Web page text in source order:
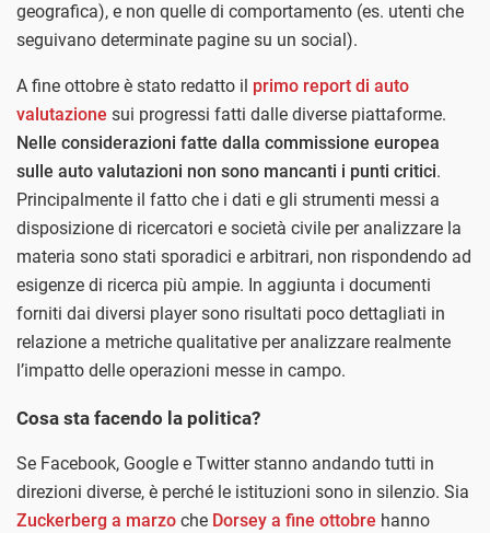
geografica), e non quelle di comportamento (es. utenti che
seguivano determinate pagine su un social).
A fine ottobre è stato redatto il primo report di auto
valutazione sui progressi fatti dalle diverse piattaforme.
Nelle considerazioni fatte dalla commissione europea
sulle auto valutazioni non sono mancanti i punti critici.
Principalmente il fatto che i dati e gli strumenti messi a
disposizione di ricercatori e società civile per analizzare la
materia sono stati sporadici e arbitrari, non rispondendo ad
esigenze di ricerca più ampie. In aggiunta i documenti
forniti dai diversi player sono risultati poco dettagliati in
relazione a metriche qualitative per analizzare realmente
l’impatto delle operazioni messe in campo.
Cosa sta facendo la politica?
Se Facebook, Google e Twitter stanno andando tutti in
direzioni diverse, è perché le istituzioni sono in silenzio. Sia
Zuckerberg a marzo che Dorsey a fine ottobre hanno